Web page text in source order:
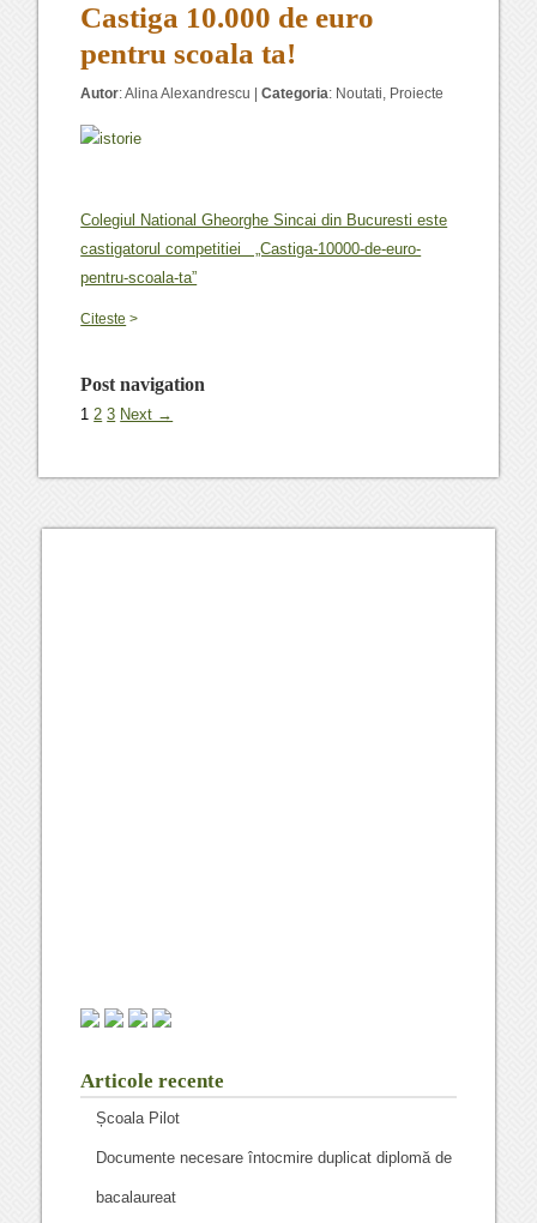
Castiga 10.000 de euro
pentru scoala ta!
Autor:Alina Alexandrescu |Categoria: Noutati, Proiecte
Colegiul National Gheorghe Sincai din Bucuresti este
castigatorul competitiei „Castiga-10000-de-euro-
pentru-scoala-ta”
Citeste >
Post navigation
1 2 3 Next →
Articole recente
Școala Pilot
Documente necesare întocmire duplicat diplomă de
bacalaureat